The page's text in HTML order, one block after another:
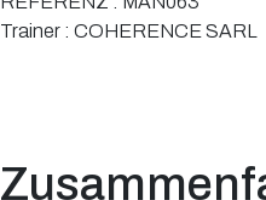
Trainer : COHERENCE SARL